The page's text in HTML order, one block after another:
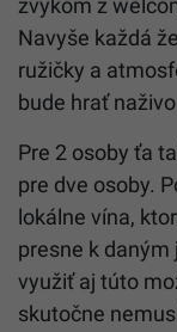
zvykom z
Navyše každá
ružičky a
bude hrať
Pre 2 osoby ťa
pre dve osoby.
lokálne vína,
presne k daným
využiť aj túto
skutočne